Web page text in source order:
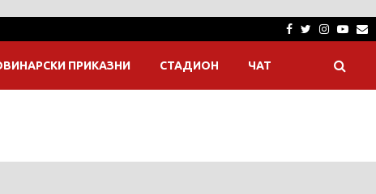
Facebook
Twitter
ПРИКАЗНИ СТАДИОН ЧАТ